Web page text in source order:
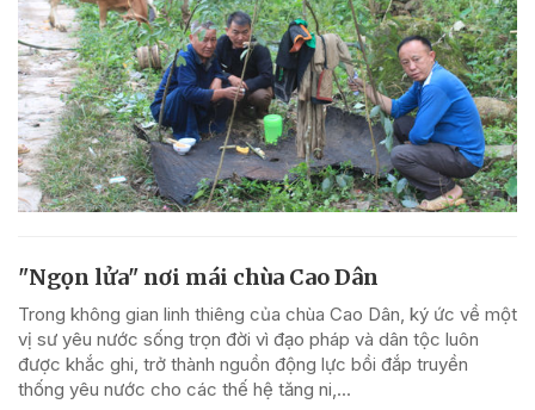
"Ngọn lửa" nơi mái chùa Cao Dân
Trong không gian linh thiêng của chùa Cao Dân, ký ức về một
vị sư yêu nước sống trọn đời vì đạo pháp và dân tộc luôn
được khắc ghi, trở thành nguồn động lực bồi đắp truyền
thống yêu nước cho các thế hệ tăng ni,...